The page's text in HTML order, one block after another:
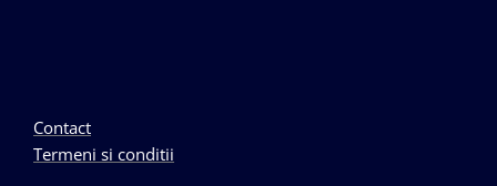
Contact
Termeni si conditii